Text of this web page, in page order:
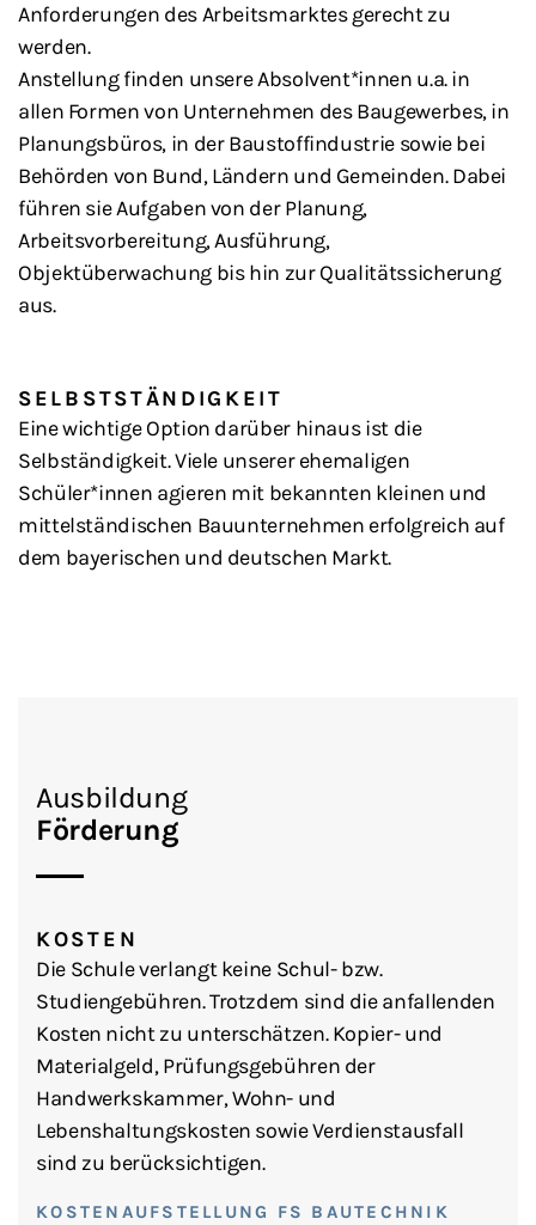
Anforderungen des Arbeitsmarktes gerecht zu
werden.
Anstellung finden unsere Absolvent*innen u.a. in
allen Formen von Unternehmen des Baugewerbes, in
Planungsbüros, in der Baustoffindustrie sowie bei
Behörden von Bund, Ländern und Gemeinden. Dabei
führen sie Aufgaben von der Planung,
Arbeitsvorbereitung, Ausführung,
Objektüberwachung bis hin zur Qualitätssicherung
aus.
SELBSTSTÄNDIGKEIT
Eine wichtige Option darüber hinaus ist die
Selbständigkeit. Viele unserer ehemaligen
Schüler*innen agieren mit bekannten kleinen und
mittelständischen Bauunternehmen erfolgreich auf
dem bayerischen und deutschen Markt.
Ausbildung
Förderung
KOSTEN
Die Schule verlangt keine Schul- bzw.
Studiengebühren. Trotzdem sind die anfallenden
Kosten nicht zu unterschätzen. Kopier- und
Materialgeld, Prüfungsgebühren der
Handwerkskammer, Wohn- und
Lebenshaltungskosten sowie Verdienstausfall
sind zu berücksichtigen.
KOSTENAUFSTELLUNG FS BAUTECHNIK